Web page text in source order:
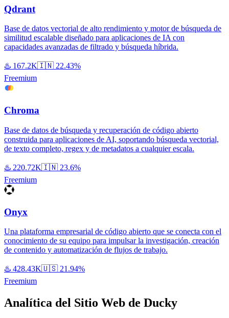
Qdrant
Base de datos vectorial de alto rendimiento y motor de búsqueda de
similitud escalable diseñado para aplicaciones de IA con
capacidades avanzadas de filtrado y búsqueda híbrida.
♨️ 167.2K🇮🇳 22.43%
Freemium
Chroma
Base de datos de búsqueda y recuperación de código abierto
construida para aplicaciones de AI, soportando búsqueda vectorial,
de texto completo, regex y de metadatos a cualquier escala.
♨️ 220.72K🇮🇳 23.6%
Freemium
Onyx
Una plataforma empresarial de código abierto que se conecta con el
conocimiento de su equipo para impulsar la investigación, creación
de contenido y automatización de flujos de trabajo.
♨️ 428.43K🇺🇸 21.94%
Freemium
Analítica del Sitio Web de Ducky